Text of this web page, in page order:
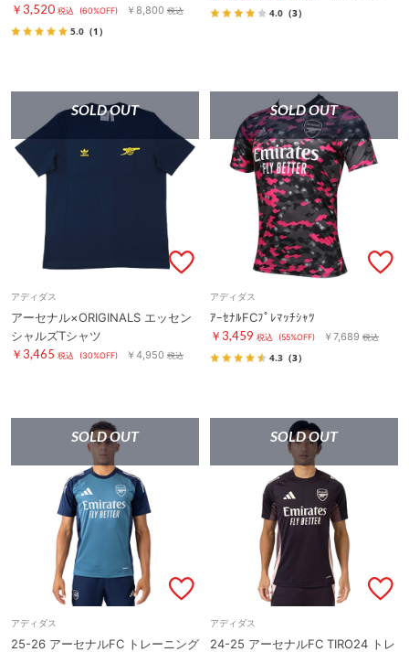
￥3,520 税込 (60%OFF) ￥8,800 税込
5.0 （1）
4.0 （3）
SOLD OUT
アディダス
アーセナル×ORIGINALS エッセン
シャルズTシャツ
￥3,465 税込 (30%OFF) ￥4,950 税込
SOLD OUT
アディダス
ｱｰｾﾅﾙFCﾌﾟﾚﾏｯﾁｼｬﾂ
￥3,459 税込 (55%OFF) ￥7,689 税込
4.3 （3）
SOLD OUT
アディダス
25-26 アーセナルFC トレーニング
SOLD OUT
アディダス
24-25 アーセナルFC TIRO24 トレ